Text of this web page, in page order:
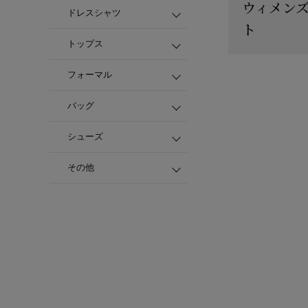
ドレスシャツ
トップス
フォーマル
バッグ
シューズ
その他
ウィメン
ト